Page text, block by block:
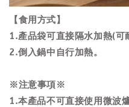
【食用方式】
1.產品袋可直接隔水加熱(
2.倒入鍋中自行加熱。
※注意事項※
1.本產品不可直接使用微波爐